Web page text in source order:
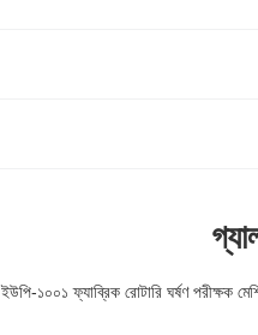
ইউপি-১০০১ ফ্যাব্রিক রোটারি ঘর্ষণ পরীক্ষক